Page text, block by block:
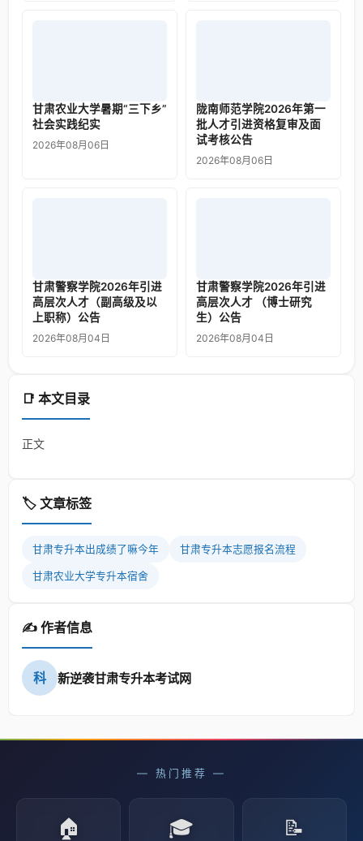
📑 本文目录
正文
🏷️ 文章标签
甘肃专升本出成绩了嘛今年 甘肃专升本志愿报名流程
甘肃农业大学专升本宿舍
✍️ 作者信息
科 新逆袭甘肃专升本考试网
甘肃农业大学暑期“三下乡”
社会实践纪实
2026年08月06日
陇南师范学院2026年第一
批人才引进资格复审及面
试考核公告
2026年08月06日
甘肃警察学院2026年引进
高层次人才（副高级及以
上职称）公告
2026年08月04日
甘肃警察学院2026年引进
高层次人才 （博士研究
生）公告
2026年08月04日
— 热门推荐 —
🏠 🎓 📝